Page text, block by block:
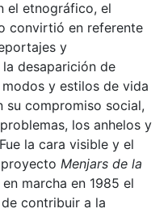
el etnográfico, el
convirtió en referente
y
desaparición de
y estilos de vida
su compromiso social,
los anhelos y
la cara visible y el
Menjars de la
marcha en 1985 el
contribuir a la